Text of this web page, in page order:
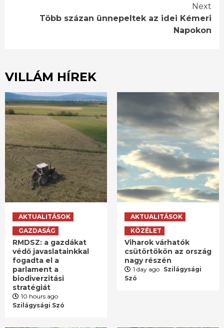
Next
Több százan ünnepeltek az idei Kémeri
Napokon
VILLÁM HÍREK
AKTUALITÁSOK
GAZDASÁG
RMDSZ: a gazdákat
védő javaslatainkkal
fogadta el a
parlament a
biodiverzitási
stratégiát
10 hours ago
Szilágysági Szó
AKTUALITÁSOK
KÖZÉLET
Viharok várhatók
csütörtökön az ország
nagy részén
1 day ago Szilágysági
Szó